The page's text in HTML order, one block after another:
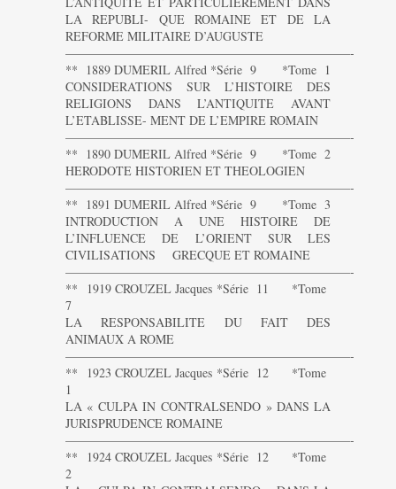
LA REPUBLI- QUE ROMAINE ET DE LA
REFORME MILITAIRE D’AUGUSTE
———————————————————————-
** 1889 DUMERIL Alfred *Série 9 *Tome 1
CONSIDERATIONS SUR L’HISTOIRE DES
RELIGIONS DANS L’ANTIQUITE AVANT
L’ETABLISSE- MENT DE L’EMPIRE ROMAIN
———————————————————————-
** 1890 DUMERIL Alfred *Série 9 *Tome 2
HERODOTE HISTORIEN ET THEOLOGIEN
———————————————————————-
** 1891 DUMERIL Alfred *Série 9 *Tome 3
INTRODUCTION A UNE HISTOIRE DE
L’INFLUENCE DE L’ORIENT SUR LES
CIVILISATIONS GRECQUE ET ROMAINE
———————————————————————-
** 1919 CROUZEL Jacques *Série 11 *Tome
7
LA RESPONSABILITE DU FAIT DES
ANIMAUX A ROME
———————————————————————-
** 1923 CROUZEL Jacques *Série 12 *Tome
1
LA « CULPA IN CONTRALSENDO » DANS LA
JURISPRUDENCE ROMAINE
———————————————————————-
** 1924 CROUZEL Jacques *Série 12 *Tome
2